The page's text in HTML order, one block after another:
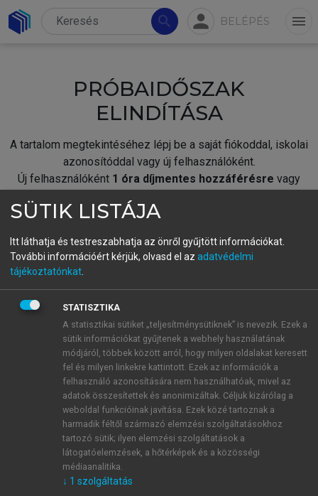
search person BELÉPÉS menu
PRÓBAIDŐSZAK
ELINDÍTÁSA
A tartalom megtekintéséhez lépj be a saját fiókoddal, iskolai
azonosítóddal vagy új felhasználóként.
Új felhasználóként 1 óra díjmentes hozzáférésre vagy
fiókoddal,vagy hozz létre új fiókot.
A regisztráció után apróbaidőszakautomatikusan
BELÉPÉS SAJÁT FIÓKKAL
ÚJ FIÓK LÉTREHOZÁSA
1 óra díjmentes hozzáférés
E-MAIL-CÍM
SÜTIK LISTÁJA
Itt láthatja és testreszabhatja az önről gyűjtött információkat.
További információért kérjük, olvasd el az adatvédelmi
tájékoztatónkat
STATISZTIKA
A statisztikai sütiket „teljesítménysütiknek” is nevezik. Ezek a
sütik információkat gyűjtenek a webhely használatának
módjáról, többek között arról, hogy milyen oldalakat keresett
fel és milyen linkekre kattintott. Ezek az információk a
felhasználó azonosítására nem használhatóak, mivel az
adatok összesítettek és anonimizáltak. Céljuk kizárólag a
weboldal funkcióinak javítása. Ezek közé tartoznak a
harmadik féltől származó elemzési szolgáltatásokhoz
tartozó sütik; ilyen elemzési szolgáltatások a
látogatóelemzések, a hőtérképek és a közösségi
médiaanalitika.
↓ 1 szolgáltatás